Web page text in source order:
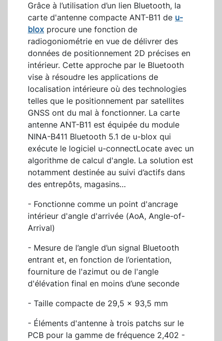
Grâce à l’utilisation d’un lien Bluetooth, la
carte d'antenne compacte ANT-B11 de u-
blox procure une fonction de
radiogoniométrie en vue de délivrer des
données de positionnement 2D précises en
intérieur. Cette approche par le Bluetooth
vise à résoudre les applications de
localisation intérieure où des technologies
telles que le positionnement par satellites
GNSS ont du mal à fonctionner. La carte
antenne ANT-B11 est équipée du module
NINA-B411 Bluetooth 5.1 de u-blox qui
exécute le logiciel u-connectLocate avec un
algorithme de calcul d'angle. La solution est
notamment destinée au suivi d’actifs dans
des entrepôts, magasins…
- Fonctionne comme un point d'ancrage
intérieur d'angle d'arrivée (AoA, Angle-of-
Arrival)
- Mesure de l’angle d’un signal Bluetooth
entrant et, en fonction de l’orientation,
fourniture de l'azimut ou de l'angle
d'élévation final en moins d’une seconde
- Taille compacte de 29,5 x 93,5 mm
- Éléments d'antenne à trois patchs sur le
PCB pour la gamme de fréquence 2,402 -